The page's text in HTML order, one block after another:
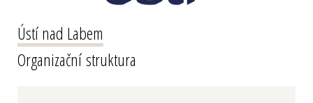
Ústí nad Labem
Organizační struktura